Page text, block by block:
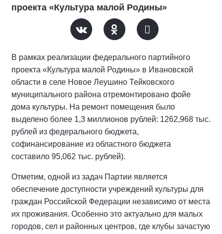
проекта «Культура малой Родины»
В рамках реализации федерального партийного
проекта «Культура малой Родины» в Ивановской
области в селе Новое Леушино Тейковского
муниципального района отремонтировано фойе
дома культуры. На ремонт помещения было
выделено более 1,3 миллионов рублей: 1262,968 тыс.
рублей из федерального бюджета,
софинансирование из областного бюджета
составило 95,062 тыс. рублей).
Отметим, одной из задач Партии является
обеспечение доступности учреждений культуры для
граждан Российской Федерации независимо от места
их проживания. Особенно это актуально для малых
городов, сел и районных центров, где клубы зачастую